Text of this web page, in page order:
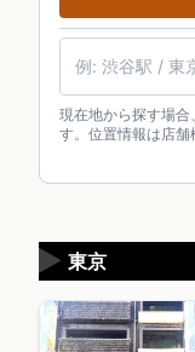
現在地から探す場
す。位置情報は店舗
東京
▶